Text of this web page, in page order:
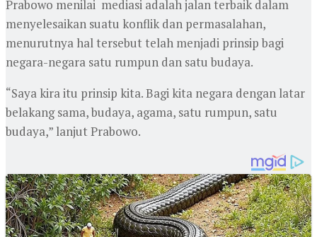
Prabowo menilai mediasi adalah jalan terbaik dalam
menyelesaikan suatu konflik dan permasalahan,
menurutnya hal tersebut telah menjadi prinsip bagi
negara-negara satu rumpun dan satu budaya.
“Saya kira itu prinsip kita. Bagi kita negara dengan latar
belakang sama, budaya, agama, satu rumpun, satu
budaya,” lanjut Prabowo.